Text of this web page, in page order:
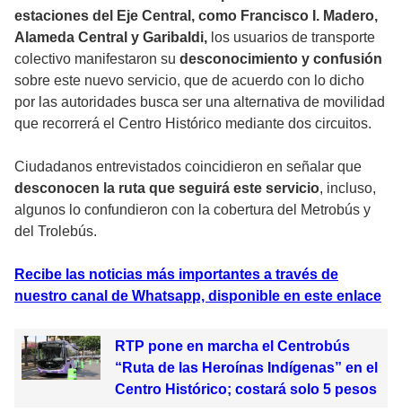
estaciones del Eje Central, como Francisco I. Madero,
Alameda Central y Garibaldi, los usuarios de transporte
colectivo manifestaron su desconocimiento y confusión
sobre este nuevo servicio, que de acuerdo con lo dicho
por las autoridades busca ser una alternativa de movilidad
que recorrerá el Centro Histórico mediante dos circuitos.
Ciudadanos entrevistados coincidieron en señalar que
desconocen la ruta que seguirá este servicio, incluso,
algunos lo confundieron con la cobertura del Metrobús y
del Trolebús.
Recibe las noticias más importantes a través de
nuestro canal de Whatsapp, disponible en este enlace
RTP pone en marcha el Centrobús
“Ruta de las Heroínas Indígenas” en el
Centro Histórico; costará solo 5 pesos